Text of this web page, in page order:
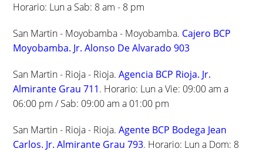
Horario: Lun a Sab: 8 am - 8 pm
San Martin - Moyobamba - Moyobamba. Cajero BCP
Moyobamba. Jr. Alonso De Alvarado 903
San Martin - Rioja - Rioja.Agencia BCP Rioja. Jr.
Almirante Grau 711. Horario: Lun a Vie: 09:00 am a
06:00 pm / Sab: 09:00 am a 01:00 pm
San Martin - Rioja - Rioja.Agente BCP Bodega Jean
Carlos. Jr. Almirante Grau 793. Horario: Lun a Dom: 8